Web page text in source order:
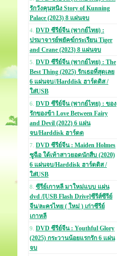
รักวังคุนหนิง Story of Kunning
Palace (2023) 8 แผ่นจบ
4. DVD ซีรีย์จีน (พากย์ไทย) :
ปรมาจารย์พยัคฆ์กระเรียน Tiger
and Crane (2023) 8 แผ่นจบ
5. DVD ซีรีย์จีน (พากย์ไทย) : The
Best Thing (2025) รักเธอที่สุดเลย
6 แผ่นจบ//Harddisk ฮาร์ดดิส /
ใส่USB
6. DVD ซีรีย์จีน (พากย์ไทย) : ของ
รักของข้า Love Between Fairy
and Devil (2022) 6 แผ่น
จบ/Harddisk ฮาร์ดด
7. DVD ซีรีย์จีน : Maiden Holmes
ซูฉือ ใต้เท้าสาวยอดนักสืบ (2020)
6 แผ่นจบ/Harddisk ฮาร์ดดิส /
ใส่USB
8. ซีรีย์เกาหลี มาใหม่แบบ แผ่น
dvd /[USB Flash Drive]ซีรีส์ซีรีย์
จีน/ละครไทย ( ใหม่ ) เก่าซีรีย์
เกาหลี
9. DVD ซีรีย์จีน : Youthful Glory
(2025) กระวานน้อยแรกรัก 6 แผ่น
จบ